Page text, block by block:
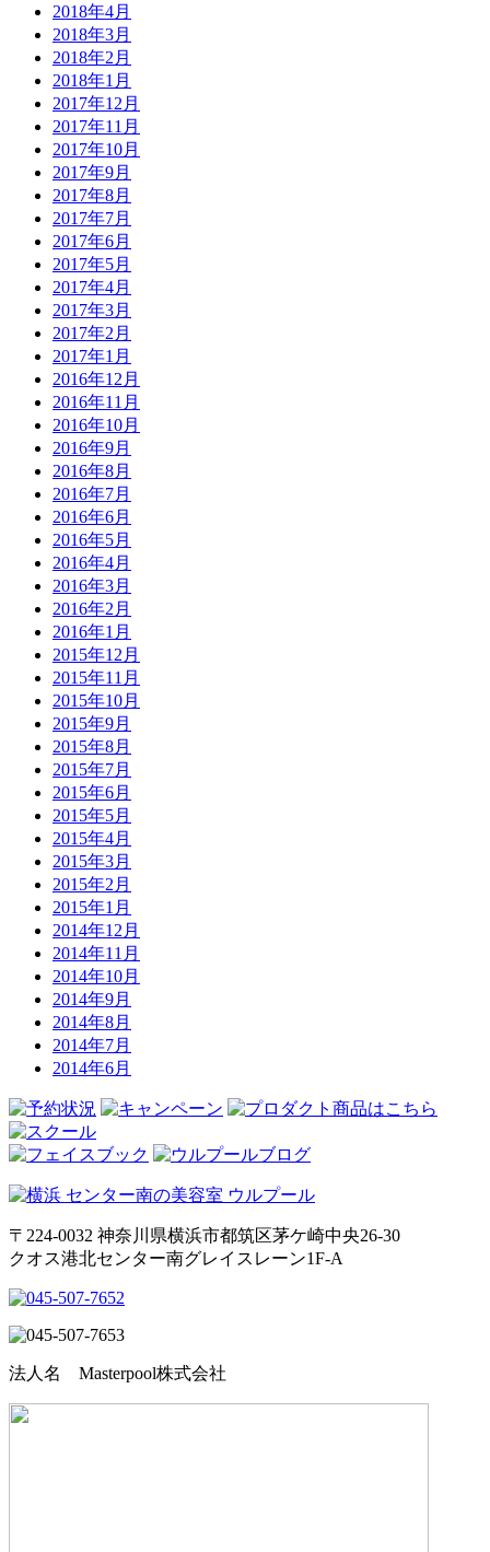
2018年4月
2018年3月
2018年2月
2018年1月
2017年12月
2017年11月
2017年10月
2017年9月
2017年8月
2017年7月
2017年6月
2017年5月
2017年4月
2017年3月
2017年2月
2017年1月
2016年12月
2016年11月
2016年10月
2016年9月
2016年8月
2016年7月
2016年6月
2016年5月
2016年4月
2016年3月
2016年2月
2016年1月
2015年12月
2015年11月
2015年10月
2015年9月
2015年8月
2015年7月
2015年6月
2015年5月
2015年4月
2015年3月
2015年2月
2015年1月
2014年12月
2014年11月
2014年10月
2014年9月
2014年8月
2014年7月
2014年6月
〒224-0032 神奈川県横浜市都筑区茅ケ崎中央26-30
クオス港北センター南グレイスレーン1F‐A
法人名 Masterpool株式会社